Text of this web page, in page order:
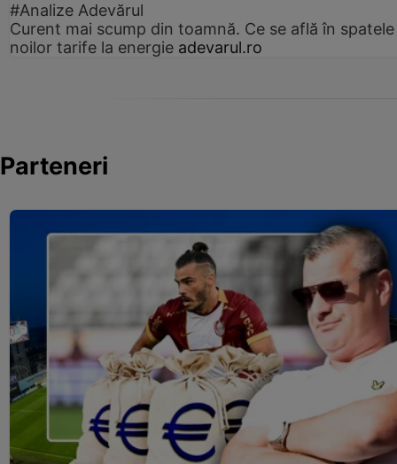
#Analize Adevărul
Curent mai scump din toamnă. Ce se află în spatele
noilor tarife la energie adevarul.ro
Parteneri